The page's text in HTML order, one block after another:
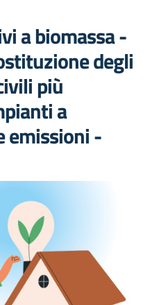
a biomassa -
degli
più
a
emissioni -